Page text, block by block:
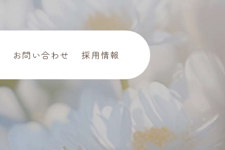
お問い合わせ 採用情報